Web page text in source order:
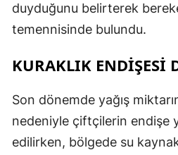
duyduğunu belirterek
temennisinde bulundu.
KURAKLIK ENDIŞESI
Son dönemde yağış
nedeniyle çiftçilerin endişe
edilirken, bölgede su